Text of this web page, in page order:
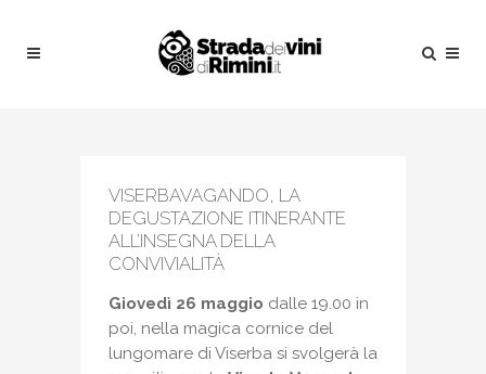
VISERBAVAGANDO, LA
DEGUSTAZIONE ITINERANTE
ALL’INSEGNA DELLA
CONVIVIALITÀ
Giovedì 26 maggio dalle 19.00 in
poi, nella magica cornice del
lungomare di Viserba si svolgerà la